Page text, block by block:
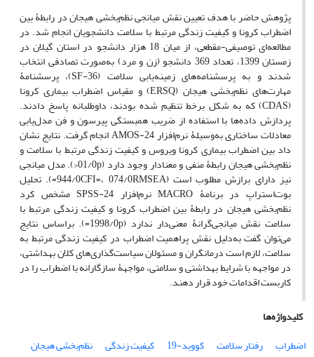
پژوهش حاضر با هدف تعیین نقش میانجی نظم‌بخشی هیجان در رابطۀ بین
اضطراب کرونا و کیفیت زندگی مرتبط با سلامت دانشجویان انجام شد. در
مطالعه‌ای توصیفی-مقطعی، از میان 18 هزار دانشجو در استان گیلان در
زمستان 1399، تعداد 369 دانشجو (زن و مرد) به‌صورت تصادفی انتخاب
شدند و به پرسشنامه‌های زمینه‌یابی سلامت (SF-36)، پرسشنامۀ
مهارت‌های نظم‌بخشی هیجان (ERSQ) و مقیاس اضطراب بیماری کرونا
(CDAS) که به شکل برخط تنظیم شده بودند، داوطلبانه پاسخ دادند.
پردازش داده‌ها با استفاده از ضریب همبستگی پیرسون و فن مدل‌یابی
معادلات ساختاری به‌وسیلۀ نرم‌افزار AMOS-24 انجام گرفت. نتایج نشان
داد بین اضطراب بیماری کرونا ویروس و کیفیت زندگی مرتبط با سلامت و
نظم‌بخشی هیجان رابطۀ منفی و معنادار وجود دارد (01/0p<). مدل میانجی
نیز دارای برازش مطلوب است (944/0CFI=، 074/0RMSEA=). تحلیل
بوت‌استراپ در برنامۀ MACRO نرم‌افزار SPSS-24 مشخص کرد
نظم‌بخشی هیجان در رابطۀ بین اضطراب کرونا و کیفیت زندگی مرتبط با
سلامت نقش میانجی‌گرانۀ معنی‌دار ندارد (1998/0p=). براساس نتایج
می‌توان گفت به‌دلیل نقش پراهمیت اضطراب در کیفیت زندگی مرتبط به
سلامت، لازم است درمانگران و مسئولان سیاست‌گذاری‌های کلان بهداشتی،
در مواجهه با شرایط بهداشتی و سلامتی، مواجهۀ سازگارانه با اضطراب را در
کاربست اقدامات خود قرار دهند.
کلیدواژه‌ها
اضطراب
رفتار سلامت کووید-19 کیفیت زندگی نظم‌بخشی هیجان